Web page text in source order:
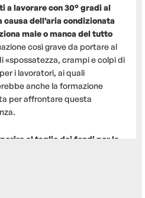
a lavorare con 30° gradi al
causa dell’aria condizionata
male o manca del tutto
così grave da portare al
«spossatezza, crampi e colpi di
i lavoratori, ai quali
anche la formazione
per affrontare questa
al taglio dei fondi per la